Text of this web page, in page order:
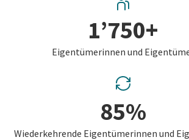
1’750+
Eigentümerinnen und
85%
Wiederkehrende Eigentümerinnen und